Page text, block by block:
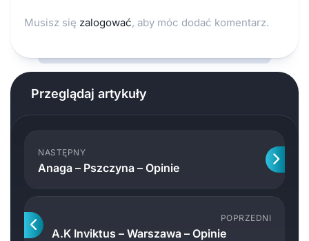
Musisz się zalogować, aby móc dodać komentarz.
Przeglądaj artykuły
NASTĘPNY
Anaga – Pszczyna – Opinie
POPRZEDNI
A.K Inviktus – Warszawa – Opinie